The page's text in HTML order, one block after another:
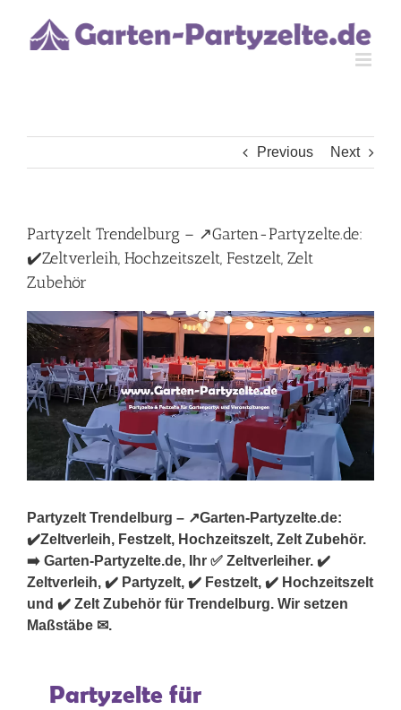
content
Previous Next
Partyzelt Trendelburg – ↗️Garten-Partyzelte.de:
✔️Zeltverleih, Hochzeitszelt, Festzelt, Zelt
Zubehör
Partyzelt Trendelburg – ↗️Garten-Partyzelte.de:
✔️Zeltverleih, Festzelt, Hochzeitszelt, Zelt Zubehör.
➡️ Garten-Partyzelte.de, Ihr ✅ Zeltverleiher. ✔️
Zeltverleih, ✔️ Partyzelt, ✔️ Festzelt, ✔️ Hochzeitszelt
und ✔️ Zelt Zubehör für Trendelburg. Wir setzen
Maßstäbe ✉.
Partyzelte für